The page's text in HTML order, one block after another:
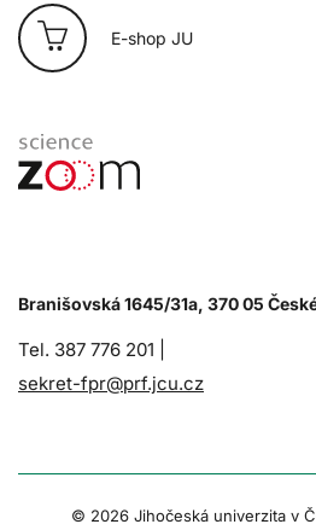
E-shop JU
Branišovská 1645/31a, 370 05
Tel. 387 776 201 |
sekret-fpr@prf.jcu.cz
© 2026 Jihočeská univerzita v